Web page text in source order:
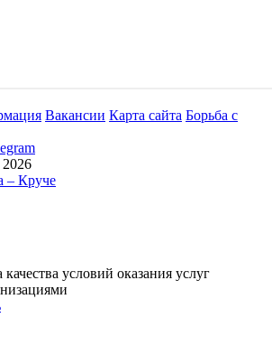
Вакансии Карта сайта Борьба с
– Круче
условий оказания услуг